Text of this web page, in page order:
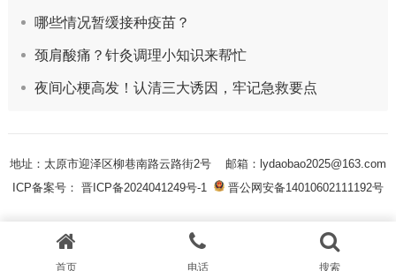
哪些情况暂缓接种疫苗？
颈肩酸痛？针灸调理小知识来帮忙
夜间心梗高发！认清三大诱因，牢记急救要点
地址：太原市迎泽区柳巷南路云路街2号 邮箱：lydaobao2025@163.com
ICP备案号： 晋ICP备2024041249号-1
晋公网安备14010602111192号
首页 电话 搜索